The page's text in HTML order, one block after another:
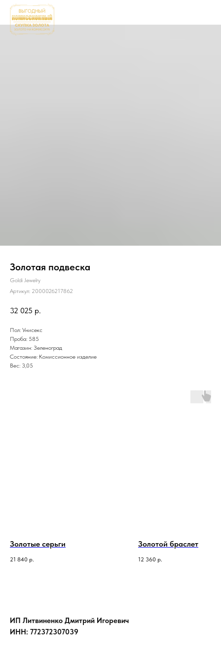
Золотая подвеска
Goldi Jewelry
Артикул: 2000026217862
32 025 р.
Пол: Унисекс
Проба: 585
Магазин: Зеленоград
Состояние: Комиссионное изделие
Вес: 3,05
Золотые серьги
21 840 р.
Золотой браслет
12 360 р.
ИП Литвиненко Дмитрий Игоревич
ИНН: 772372307039